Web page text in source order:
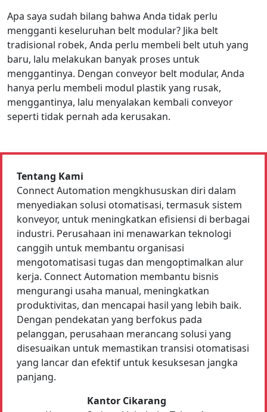
Apa saya sudah bilang bahwa Anda tidak perlu
mengganti keseluruhan belt modular? Jika belt
tradisional robek, Anda perlu membeli belt utuh yang
baru, lalu melakukan banyak proses untuk
menggantinya. Dengan conveyor belt modular, Anda
hanya perlu membeli modul plastik yang rusak,
menggantinya, lalu menyalakan kembali conveyor
seperti tidak pernah ada kerusakan.
Tentang Kami
Connect Automation mengkhususkan diri dalam
menyediakan solusi otomatisasi, termasuk sistem
konveyor, untuk meningkatkan efisiensi di berbagai
industri. Perusahaan ini menawarkan teknologi
canggih untuk membantu organisasi
mengotomatisasi tugas dan mengoptimalkan alur
kerja. Connect Automation membantu bisnis
mengurangi usaha manual, meningkatkan
produktivitas, dan mencapai hasil yang lebih baik.
Dengan pendekatan yang berfokus pada
pelanggan, perusahaan merancang solusi yang
disesuaikan untuk memastikan transisi otomatisasi
yang lancar dan efektif untuk kesuksesan jangka
panjang.
Kantor Cikarang